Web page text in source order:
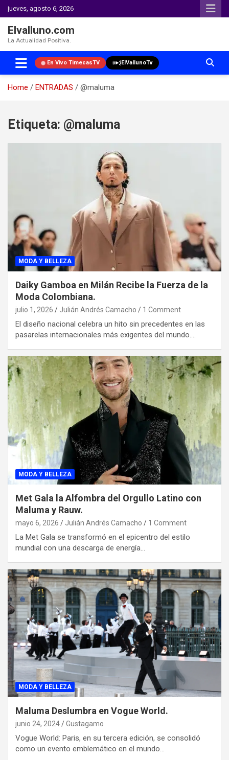
jueves, agosto 6, 2026
Elvalluno.com
La Actualidad Positiva.
En Vivo TimecasTV ElVallunoTv
Home ENTRADAS
@maluma
content
Etiqueta: @maluma
MODA Y BELLEZA
Daiky Gamboa en Milán Recibe la Fuerza de la
Moda Colombiana.
julio 1, 2026 Julián Andrés Camacho 1 Comment
El diseño nacional celebra un hito sin precedentes en las
pasarelas internacionales más exigentes del mundo.…
MODA Y BELLEZA
Met Gala la Alfombra del Orgullo Latino con
Maluma y Rauw.
mayo 6, 2026 Julián Andrés Camacho 1 Comment
La Met Gala se transformó en el epicentro del estilo
mundial con una descarga de energía…
MODA Y BELLEZA
Maluma Deslumbra en Vogue World.
junio 24, 2024 Gustagamo
Vogue World: Paris, en su tercera edición, se consolidó
como un evento emblemático en el mundo…